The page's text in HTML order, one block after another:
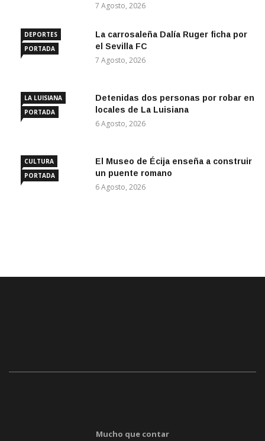
7 Agosto, 2026
DEPORTES
PORTADA
La carrosaleña Dalía Ruger ficha por
el Sevilla FC
7 Agosto, 2026
LA LUISIANA
PORTADA
Detenidas dos personas por robar en
locales de La Luisiana
6 Agosto, 2026
CULTURA
PORTADA
El Museo de Écija enseña a construir
un puente romano
6 Agosto, 2026
Mucho que contar